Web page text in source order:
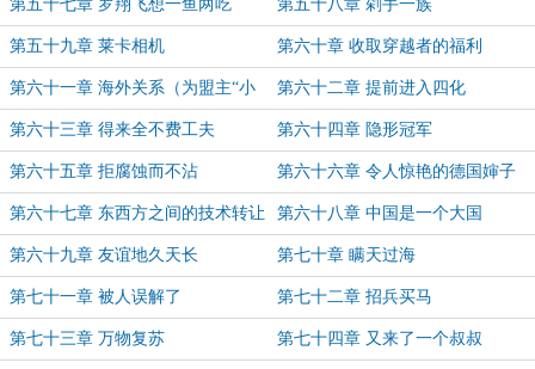
第五十七章 罗翔飞想一鱼两吃 第五十八章 剁手一族
第五十九章 莱卡相机 第六十章 收取穿越者的福利
第六十一章 海外关系（为盟主“小
小一边民”加更）
第六十二章 提前进入四化
第六十三章 得来全不费工夫 第六十四章 隐形冠军
第六十五章 拒腐蚀而不沾 第六十六章 令人惊艳的德国婶子
第六十七章 东西方之间的技术转让 第六十八章 中国是一个大国
第六十九章 友谊地久天长 第七十章 瞒天过海
第七十一章 被人误解了 第七十二章 招兵买马
第七十三章 万物复苏 第七十四章 又来了一个叔叔